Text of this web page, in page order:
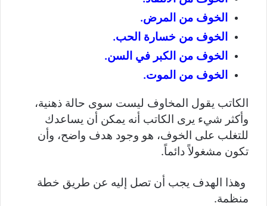
الخوف من المرض.
الخوف من خسارة الحب.
الخوف من الكبر في السن.
الخوف من الموت.
الكاتب يقول المخاوف ليست سوى حالة ذهنية،
وأكثر شيء يرى الكاتب أنه يمكن أن يساعدك
للتغلب على الخوف، هو وجود هدف واضح، وأن
تكون مشغولاً دائماً.
وهذا الهدف يجب أن تصل إليه عن طريق خطة
منظمة.